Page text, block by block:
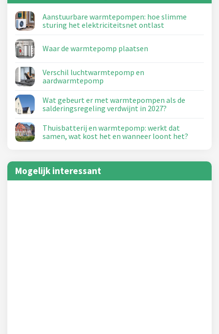
Aanstuurbare warmtepompen: hoe slimme
sturing het elektriciteitsnet ontlast
Waar de warmtepomp plaatsen
Verschil luchtwarmtepomp en
aardwarmtepomp
Wat gebeurt er met warmtepompen als de
salderingsregeling verdwijnt in 2027?
Thuisbatterij en warmtepomp: werkt dat
samen, wat kost het en wanneer loont het?
Mogelijk interessant